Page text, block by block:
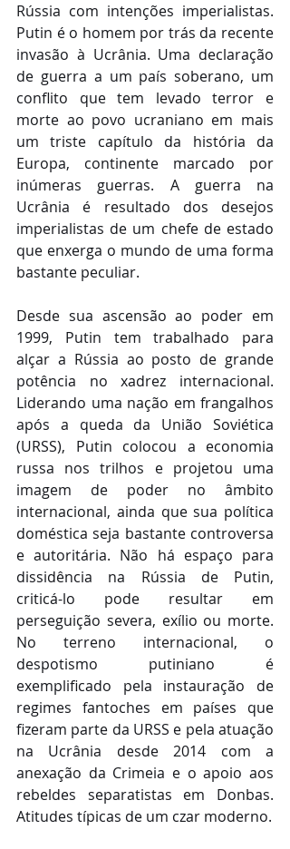
Rússia com intenções imperialistas.
Putin é o homem por trás da recente
invasão à Ucrânia. Uma declaração
de guerra a um país soberano, um
conflito que tem levado terror e
morte ao povo ucraniano em mais
um triste capítulo da história da
Europa, continente marcado por
inúmeras guerras. A guerra na
Ucrânia é resultado dos desejos
imperialistas de um chefe de estado
que enxerga o mundo de uma forma
bastante peculiar.
Desde sua ascensão ao poder em
1999, Putin tem trabalhado para
alçar a Rússia ao posto de grande
potência no xadrez internacional.
Liderando uma nação em frangalhos
após a queda da União Soviética
(URSS), Putin colocou a economia
russa nos trilhos e projetou uma
imagem de poder no âmbito
internacional, ainda que sua política
doméstica seja bastante controversa
e autoritária. Não há espaço para
dissidência na Rússia de Putin,
criticá-lo pode resultar em
perseguição severa, exílio ou morte.
No terreno internacional, o
despotismo putiniano é
exemplificado pela instauração de
regimes fantoches em países que
fizeram parte da URSS e pela atuação
na Ucrânia desde 2014 com a
anexação da Crimeia e o apoio aos
rebeldes separatistas em Donbas.
Atitudes típicas de um czar moderno.